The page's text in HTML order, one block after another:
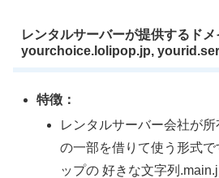
レンタルサーバーが提供するドメ
yourchoice.lolipop.jp,
特徴：
レンタルサーバー会社が
の一部を借りて使う形式
ップの 好きな文字列